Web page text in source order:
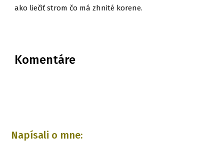
ako liečiť strom čo má zhnité korene.
Komentáre
Napísali o mne: